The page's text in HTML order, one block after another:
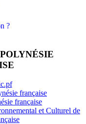
?
française
française
et Culturel de